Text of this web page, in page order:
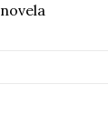
novela